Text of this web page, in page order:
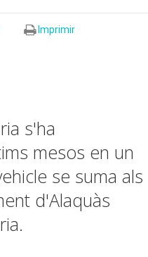
Imprimir
s'ha
mesos en un
se suma als
d'Alaquàs